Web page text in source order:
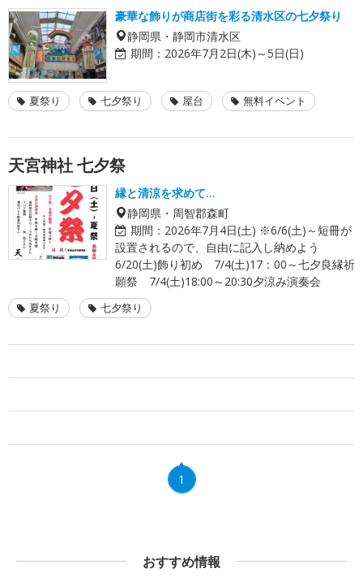
豪華な飾りが商店街を彩る清水区の七夕祭り
静岡県・静岡市清水区
期間： 2026年7月2日(木)～5日(日)
夏祭り 七夕祭り 屋台 無料イベント
天宮神社 七夕祭
縁と清涼を求めて…
静岡県・周智郡森町
期間： 2026年7月4日(土) ※6/6(土)～短冊が
設置されるので、自由に記入し納めよう
6/20(土)飾り初め 7/4(土)17：00～七夕良縁祈
願祭 7/4(土)18:00～20:30夕涼み演奏会
夏祭り 七夕祭り
1
おすすめ情報